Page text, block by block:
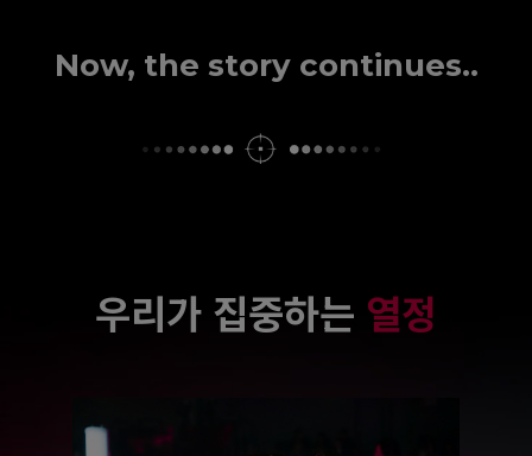
Now, the story continues..
우리가 집중하는 열정